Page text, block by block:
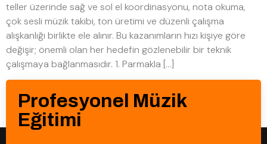
teller üzerinde sağ ve sol el koordinasyonu, nota okuma,
çok sesli müzik takibi, ton üretimi ve düzenli çalışma
alışkanlığı birlikte ele alınır. Bu kazanımların hızı kişiye göre
değişir; önemli olan her hedefin gözlenebilir bir teknik
çalışmaya bağlanmasıdır. 1. Parmakla […]
Profesyonel Müzik
Eğitimi